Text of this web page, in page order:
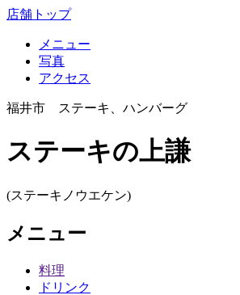
店舗トップ
メニュー
写真
アクセス
福井市 ステーキ、ハンバーグ
ステーキの上謙
(ステーキノウエケン)
メニュー
料理
ドリンク